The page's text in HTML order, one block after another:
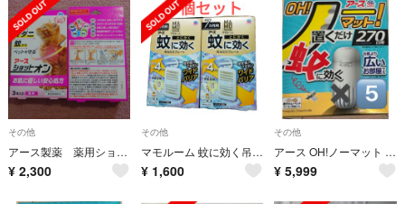
その他
アース製薬 薬用ショットオン 猫用3本入り２箱
¥ 2,300
その他
マモルーム 蚊に効く吊るだけプレート 7カ月用
¥ 1,600
その他
アース OH!ノーマット 270日用セット
¥ 5,999